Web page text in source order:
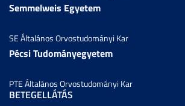
Semmelweis Egyetem
SE Általános Orvostudományi Kar
Pécsi Tudományegyetem
PTE Általános Orvostudományi Kar
BETEGELLÁTÁS